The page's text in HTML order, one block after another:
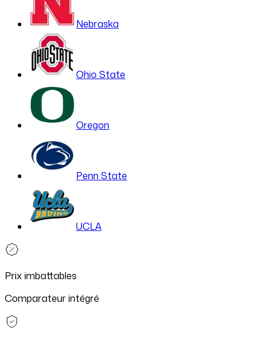
Nebraska
Ohio State
Oregon
Penn State
UCLA
Prix imbattables
Comparateur intégré